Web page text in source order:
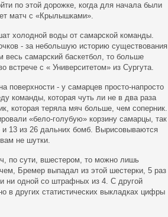
по этой дорожке, когда для начала были
матч с «Крылышками».
холодной воды от самарской команды.
- за небольшую историю существования
самарский баскетбол, то больше
встрече с « Университетом» из Сургута.
поверхности - у самарцев просто-напросто
команды, которая чуть ли не в два раза
которая теряла мяч больше, чем соперник.
«бело-голубую» корзину самарцы, так
и 13 из 26 дальних бомб. Вырисовываются
не шутки.
по сути, вшестером, то можно лишь
Бремер выпадал из этой шестерки, 5 раз
ни одной со штрафных из 4. С другой
в других статистических выкладках цифры